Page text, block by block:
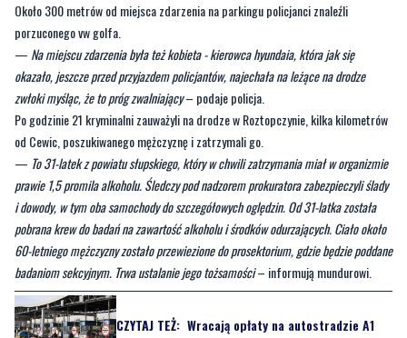
Około 300 metrów od miejsca zdarzenia na parkingu policjanci znaleźli
porzuconego vw golfa.
— Na miejscu zdarzenia była też kobieta - kierowca hyundaia, która jak się
okazało, jeszcze przed przyjazdem policjantów, najechała na leżące na drodze
zwłoki myśląc, że to próg zwalniający– podaje policja.
Po godzinie 21 kryminalni zauważyli na drodze w Roztopczynie, kilka kilometrów
od Cewic, poszukiwanego mężczyznę i zatrzymali go.
— To 31-latek z powiatu słupskiego, który w chwili zatrzymania miał w organizmie
prawie 1,5 promila alkoholu. Śledczy pod nadzorem prokuratora zabezpieczyli ślady
i dowody, w tym oba samochody do szczegółowych oględzin. Od 31-latka została
pobrana krew do badań na zawartość alkoholu i środków odurzających. Ciało około
60-letniego mężczyzny zostało przewiezione do prosektorium, gdzie będzie poddane
badaniom sekcyjnym. Trwa ustalanie jego tożsamości– informują mundurowi.
CZYTAJ TEŻ: Wracają opłaty na autostradzie A1